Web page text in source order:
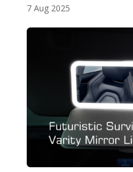
7 Aug 2025